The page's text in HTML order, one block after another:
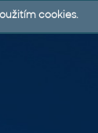
cookies.